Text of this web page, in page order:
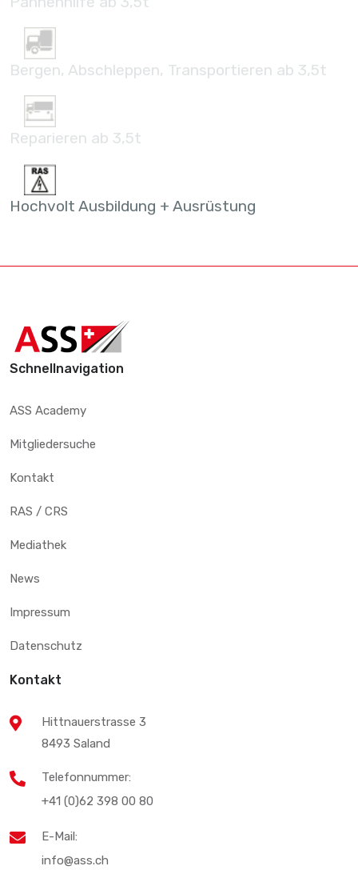
Bergen, Abschleppen, Transportieren ab 3,5t
Reparieren ab 3,5t
Hochvolt Ausbildung + Ausrüstung
Schnellnavigation
ASS Academy
Mitgliedersuche
Kontakt
RAS / CRS
Mediathek
News
Impressum
Datenschutz
Kontakt
Hittnauerstrasse 3
8493 Saland
Telefonnummer:
+41 (0)62 398 00 80
E-Mail:
info@ass.ch